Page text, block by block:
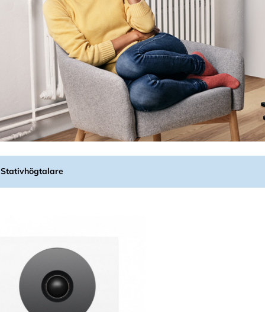
Stativhögtalare